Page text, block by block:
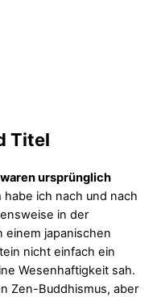
Titel
ursprünglich
habe ich nach und nach
in der
einem japanischen
nicht einfach ein
Wesenhaftigkeit sah.
Zen-Buddhismus, aber